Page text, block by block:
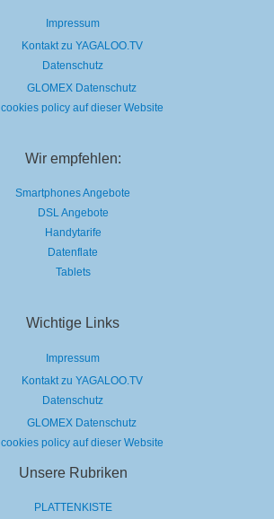
Impressum
Kontakt zu YAGALOO.TV
Datenschutz
GLOMEX Datenschutz
cookies policy auf dieser Website
Wir empfehlen:
Smartphones Angebote
DSL Angebote
Handytarife
Datenflate
Tablets
Wichtige Links
Impressum
Kontakt zu YAGALOO.TV
Datenschutz
GLOMEX Datenschutz
cookies policy auf dieser Website
Unsere Rubriken
PLATTENKISTE